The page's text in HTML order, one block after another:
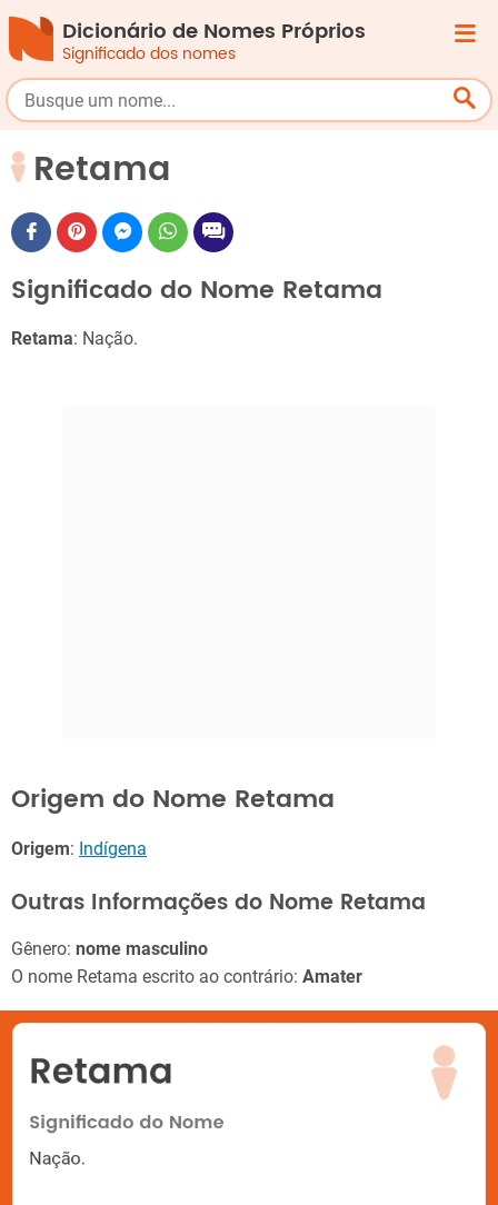
Dicionário de Nomes Próprios
Significado dos nomes
Retama
Significado do Nome Retama
Retama: Nação.
Origem do Nome Retama
Origem: Indígena
Outras Informações do Nome Retama
Gênero: nome masculino
O nome Retama escrito ao contrário: Amater